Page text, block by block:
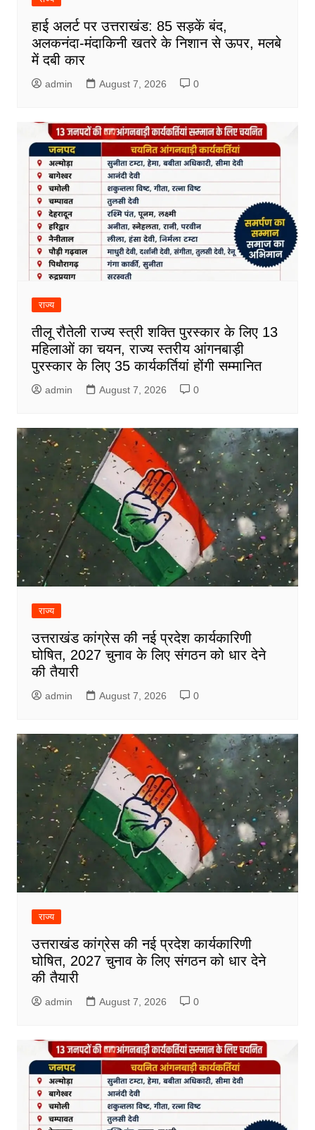
हाई अलर्ट पर उत्तराखंड: 85 सड़कें बंद,
अलकनंदा-मंदाकिनी खतरे के निशान से ऊपर, मलबे
में दबी कार
admin August 7, 2026 0
राज्य
तीलू रौतेली राज्य स्त्री शक्ति पुरस्कार के लिए 13
महिलाओं का चयन, राज्य स्तरीय आंगनबाड़ी
पुरस्कार के लिए 35 कार्यकर्तियां होंगी सम्मानित
admin August 7, 2026 0
राज्य
उत्तराखंड कांग्रेस की नई प्रदेश कार्यकारिणी
घोषित, 2027 चुनाव के लिए संगठन को धार देने
की तैयारी
admin August 7, 2026 0
राज्य
उत्तराखंड कांग्रेस की नई प्रदेश कार्यकारिणी
घोषित, 2027 चुनाव के लिए संगठन को धार देने
की तैयारी
admin August 7, 2026 0